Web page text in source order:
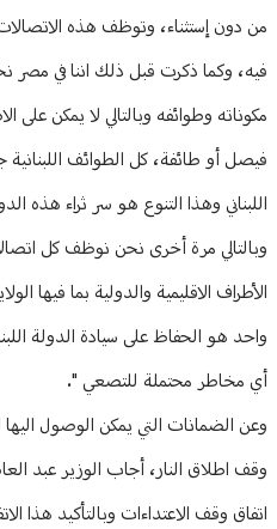
من دون إستثناء، وتوظف هذه
فيه، وكما ذكرت قبل ذلك اننا في مصر
مكوناته وطوائفه وبالتالي لا يمكن على
فيصل أو طائفة، كل الطوائف اللبنانية
اللبناني وهذا التنوع هو سر ثراء هذه
وبالتالي مرة أخرى نحن نوظف كل
الأطراف الاقليمية والدولية بما فيها
واحد هو الحفاظ على سيادة الدولة
أي مخاطر محتملة للتصعي ".
وعن الضمانات التي يمكن الوصول اليها
وقف اطلاق النار، أجاب الوزير عبد
اتفاق وقف الاعتداءات وبالتأكيد هذا